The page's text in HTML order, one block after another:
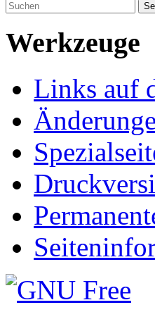
Werkzeuge
Links auf